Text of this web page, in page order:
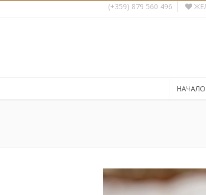
(+359) 879 560 496
НАЧАЛО